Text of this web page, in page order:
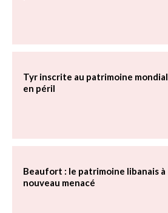
Tyr inscrite au patrimoine mondial
en péril
Beaufort : le patrimoine libanais à
nouveau menacé